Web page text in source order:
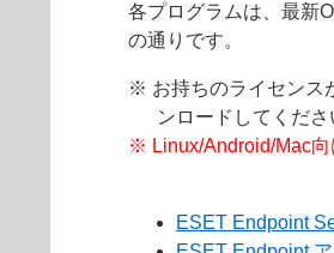
各プログラムは、最新
の通りです。
※ お持ちのライセンス
ンロードしてくださ
※ Linux/Android/Mac向
ESET Endpoint